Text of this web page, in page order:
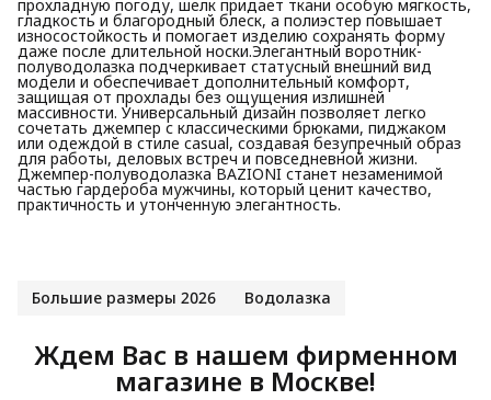
прохладную погоду, шелк придает ткани особую мягкость,
гладкость и благородный блеск, а полиэстер повышает
износостойкость и помогает изделию сохранять форму
даже после длительной носки.Элегантный воротник-
полуводолазка подчеркивает статусный внешний вид
модели и обеспечивает дополнительный комфорт,
защищая от прохлады без ощущения излишней
массивности. Универсальный дизайн позволяет легко
сочетать джемпер с классическими брюками, пиджаком
или одеждой в стиле casual, создавая безупречный образ
для работы, деловых встреч и повседневной жизни.
Джемпер-полуводолазка BAZIONI станет незаменимой
частью гардероба мужчины, который ценит качество,
практичность и утонченную элегантность.
Большие размеры 2026 Водолазка
Ждем Вас в нашем фирменном
магазине в Москве!